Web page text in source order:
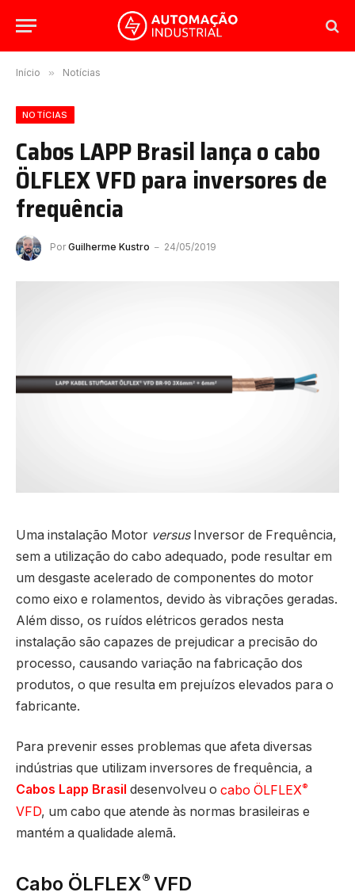
Início » Notícias
NOTÍCIAS
Cabos LAPP Brasil lança o cabo
ÖLFLEX VFD para inversores de
frequência
Por Guilherme Kustro 24/05/2019
Uma instalação Motor versusInversor de Frequência,
sem a utilização do cabo adequado, pode resultar em
um desgaste acelerado de componentes do motor
como eixo e rolamentos, devido às vibrações geradas.
Além disso, os ruídos elétricos gerados nesta
instalação são capazes de prejudicar a precisão do
processo, causando variação na fabricação dos
produtos, o que resulta em prejuízos elevados para o
fabricante.
Para prevenir esses problemas que afeta diversas
indústrias que utilizam inversores de frequência, a
Cabos Lapp Brasil desenvolveu o cabo ÖLFLEX®
VFD, um cabo que atende às normas brasileiras e
mantém a qualidade alemã.
Cabo ÖLFLEX® VFD